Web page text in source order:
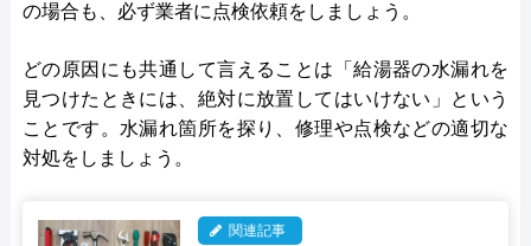
の場合も、必ず業者に点検依頼をしましょう。
どの原因にも共通して言えることは「給湯器の水漏れを
見つけたときには、絶対に放置してはいけない」という
ことです。水漏れ箇所を探り、修理や点検などの適切な
対処をしましょう。
関連記事